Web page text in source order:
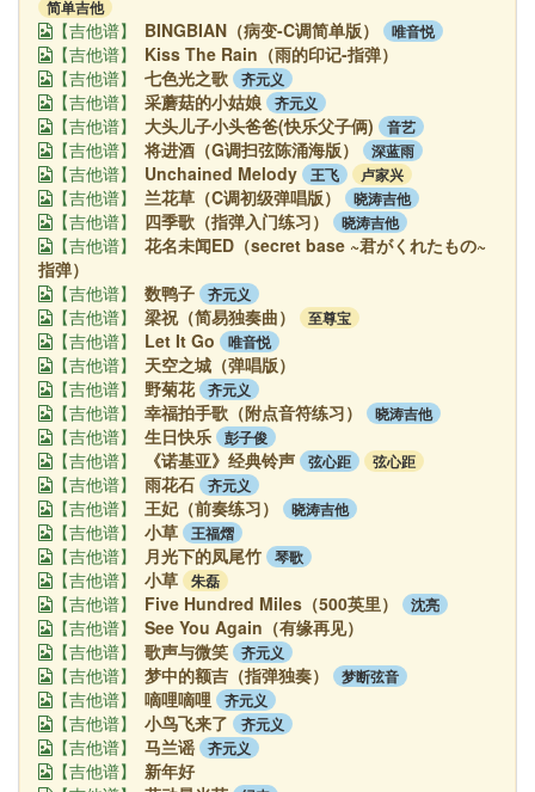
简单吉他
【吉他谱】 BINGBIAN（病变-C调简单版） 唯音悦
【吉他谱】 Kiss The Rain（雨的印记-指弹）
【吉他谱】 七色光之歌 齐元义
【吉他谱】 采蘑菇的小姑娘 齐元义
【吉他谱】 大头儿子小头爸爸(快乐父子俩) 音艺
【吉他谱】 将进酒（G调扫弦陈涌海版） 深蓝雨
【吉他谱】 Unchained Melody 王飞 卢家兴
【吉他谱】 兰花草（C调初级弹唱版） 晓涛吉他
【吉他谱】 四季歌（指弹入门练习） 晓涛吉他
【吉他谱】
花名未闻ED（secret base ~君がくれたもの~
指弹）
【吉他谱】 数鸭子 齐元义
【吉他谱】 梁祝（简易独奏曲） 至尊宝
【吉他谱】 Let It Go 唯音悦
【吉他谱】 天空之城（弹唱版）
【吉他谱】 野菊花 齐元义
【吉他谱】 幸福拍手歌（附点音符练习） 晓涛吉他
【吉他谱】 生日快乐 彭子俊
【吉他谱】 《诺基亚》经典铃声 弦心距 弦心距
【吉他谱】 雨花石 齐元义
【吉他谱】 王妃（前奏练习） 晓涛吉他
【吉他谱】 小草 王福熠
【吉他谱】 月光下的凤尾竹 琴歌
【吉他谱】 小草 朱磊
【吉他谱】 Five Hundred Miles（500英里） 沈亮
【吉他谱】 See You Again（有缘再见）
【吉他谱】 歌声与微笑 齐元义
【吉他谱】 梦中的额吉（指弹独奏） 梦断弦音
【吉他谱】 嘀哩嘀哩 齐元义
【吉他谱】 小鸟飞来了 齐元义
【吉他谱】 马兰谣 齐元义
【吉他谱】 新年好